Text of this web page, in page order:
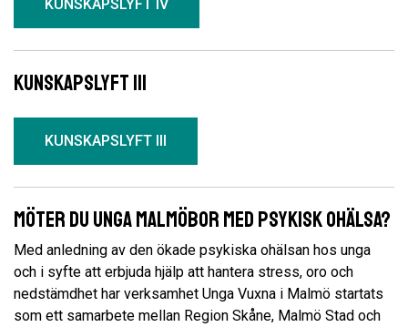
KUNSKAPSLYFT IV
Kunskapslyft III
KUNSKAPSLYFT III
Möter du unga Malmöbor med psykisk ohälsa?
Med anledning av den ökade psykiska ohälsan hos unga
och i syfte att erbjuda hjälp att hantera stress, oro och
nedstämdhet har verksamhet Unga Vuxna i Malmö startats
som ett samarbete mellan Region Skåne, Malmö Stad och